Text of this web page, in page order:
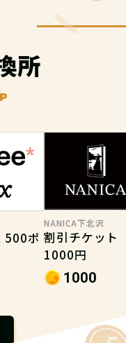
所
ポ
NANICA下北沢
割引チケット
1000円
1000